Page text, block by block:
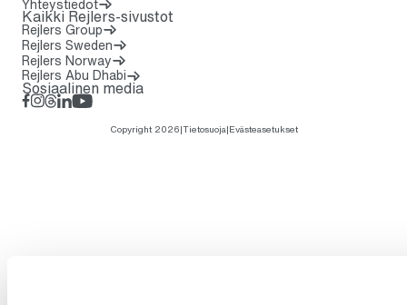
Yhteystiedot
Kaikki Rejlers-sivustot
Rejlers Group
Rejlers Sweden
Rejlers Norway
Rejlers Abu Dhabi
Sosiaalinen media
Facebook
Instagram
Threads
LinkedIn
YouTube
Copyright 2026|Tietosuoja|Evästeasetukset